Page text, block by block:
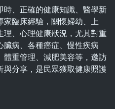
時、正確的健康知識、醫學新
臨床經驗，關懷婦幼、上
理、心理健康狀況，尤其對重
臟病、各種癌症、慢性疾病
體重管理、減肥美容等，邀訪
與分享，是民眾獲取健康照護